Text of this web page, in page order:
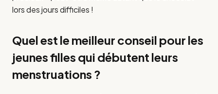
lors des jours difficiles !
Quel est le meilleur conseil pour les
jeunes filles qui débutent leurs
menstruations ?